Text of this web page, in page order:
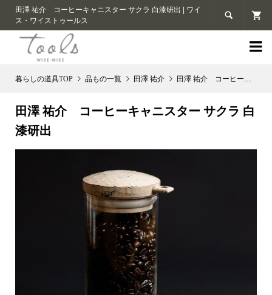
田澤 祐介 コーヒーキャニスター サクラ 白漆研出 | ワイ
ス・ワイストゥールス


品もの一覧 田澤 祐介 田澤 祐介 コーヒーキャニスター サクラ 白漆研出
田澤 祐介 コーヒーキャニスター サクラ 白
漆研出